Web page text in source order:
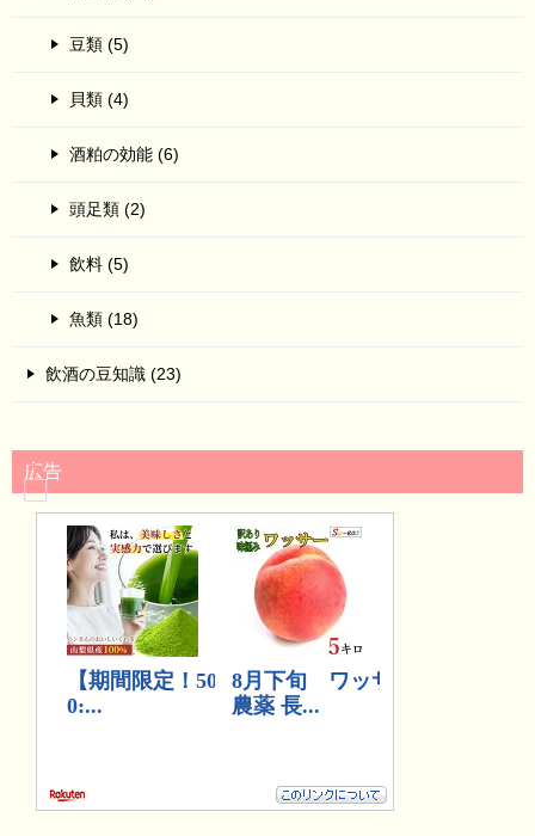
豆類 (5)
貝類 (4)
酒粕の効能 (6)
頭足類 (2)
飲料 (5)
魚類 (18)
飲酒の豆知識 (23)
広告